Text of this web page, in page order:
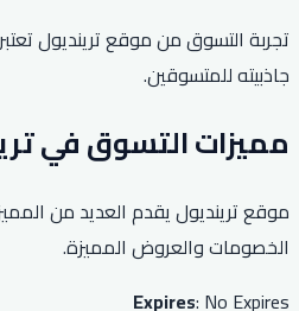
تجربة التسوق من موقع ترينديول
جاذبيته للمتسوقين.
مميزات التسوق في
الخصومات والعروض المميزة.
Expires: No Expires